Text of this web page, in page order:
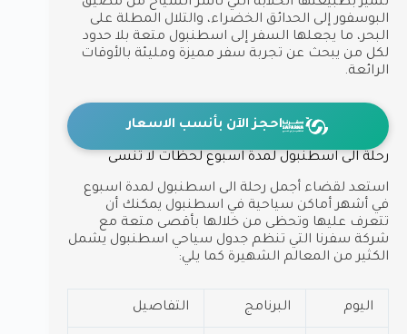
البوسفور إلى الحدائق الخضراء، والتلال المطلة على
البحر، ما يجعلها السفر إلى اسطنبول متعة بلا حدود
لكل من يبحث عن تجربة سفر مميزة ومليئة بالأوقات
الرائعة.
احجز الآن بأنسب الاسعار
رحلة الى اسطنبول لمدة اسبوع لحظات لا تُنسى
استعد لقضاء أجمل رحلة الى اسطنبول لمدة اسبوع
في أشهر أماكن سياحية في اسطنبول يمكنك أن
تتعرف عليها وتحظى من خلالها بأقصى متعة مع
شركة سفرنا التي تنظم جدول سياحي اسطنبول يشمل
الكثير من المعالم الشهيرة كما يلي:
اليوم البرنامج التفاصيل